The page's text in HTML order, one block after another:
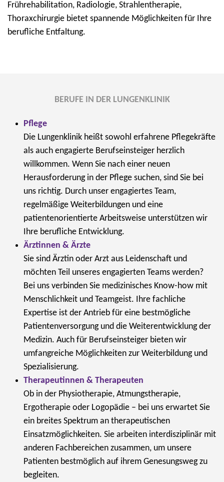
Frührehabilitation, Radiologie, Strahlentherapie,
Thoraxchirurgie bietet spannende Möglichkeiten für Ihre
berufliche Entfaltung.
BERUFE IN DER LUNGENKLINIK
Pflege
Die Lungenklinik heißt sowohl erfahrene Pflegekräfte
als auch engagierte Berufseinsteiger herzlich
willkommen. Wenn Sie nach einer neuen
Herausforderung in der Pflege suchen, sind Sie bei
uns richtig. Durch unser engagiertes Team,
regelmäßige Weiterbildungen und eine
patientenorientierte Arbeitsweise unterstützen wir
Ihre berufliche Entwicklung.
Ärztinnen & Ärzte
Sie sind Ärztin oder Arzt aus Leidenschaft und
möchten Teil unseres engagierten Teams werden?
Bei uns verbinden Sie medizinisches Know-how mit
Menschlichkeit und Teamgeist. Ihre fachliche
Expertise ist der Antrieb für eine bestmögliche
Patientenversorgung und die Weiterentwicklung der
Medizin. Auch für Berufseinsteiger bieten wir
umfangreiche Möglichkeiten zur Weiterbildung und
Spezialisierung.
Therapeutinnen & Therapeuten
Ob in der Physiotherapie, Atmungstherapie,
Ergotherapie oder Logopädie – bei uns erwartet Sie
ein breites Spektrum an therapeutischen
Einsatzmöglichkeiten. Sie arbeiten interdisziplinär mit
anderen Fachbereichen zusammen, um unsere
Patienten bestmöglich auf ihrem Genesungsweg zu
begleiten.